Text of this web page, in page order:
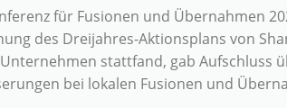
für Fusionen und Übernahmen
des Dreijahres-Aktionsplans von
stattfand, gab Aufschluss
bei lokalen Fusionen und